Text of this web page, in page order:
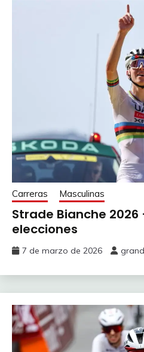
Carreras Masculinas
Strade Bianche 2026
elecciones
7 de marzo de 2026